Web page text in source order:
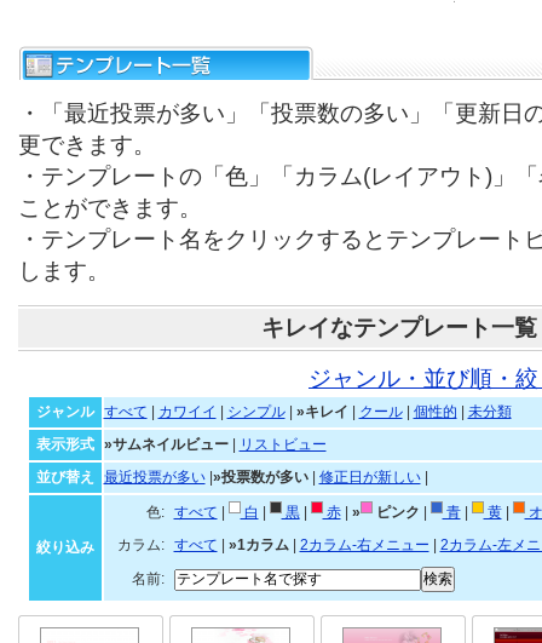
・「最近投票が多い」「投票数の多い」「更新日
更できます。
・テンプレートの「色」「カラム(レイアウト)」
ことができます。
・テンプレート名をクリックするとテンプレート
します。
キレイなテンプレート一覧
ジャンル・並び順・
ジャンル すべて カワイイ シンプル| »キレイ クール| 個性的
未分類
表示形式
»サムネイルビュー|
リストビュー
並び替え
最近投票が多い| »投票数が多い| 修正日が新しい|
絞り込み
色: すべて 白 黒| 赤| » ピンク 青| 黄|
カラム:
すべて »1カラム| 2カラム-右メニュー
2カラム-左メ
名前: